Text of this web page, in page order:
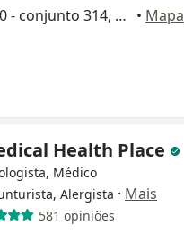
Avenida Ipiranga, 6690 - conjunto 314, Porto Alegre • Mapa
Health Place
Médico
Alergista · Mais
581 opiniões